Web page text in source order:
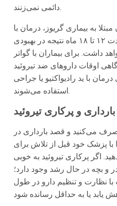
دائمی نمی‌زنند.
۳۰% بیماران مبتلا به بیماری گریوز، درمان با
داروهای ضد تیروئید به مدت ۱۲ تا ۱۸ ماه نتیجه در بهبودی
داشت. برای بیماران با گواتر
اوقات داروهای ضد تیروئید
با ید رادیواکتیو یا جراحی
استفاده می‌شوند.
بارداری و پرکاری تیروئید
می‌کنید و قصد بارداری در
با پزشک خود قبل از تلاش برای
اگر پرکاری تیروئید به خوبی
و بچه در حال رشد وجود دارد؛
نظارت و تنظیم دارو در طول